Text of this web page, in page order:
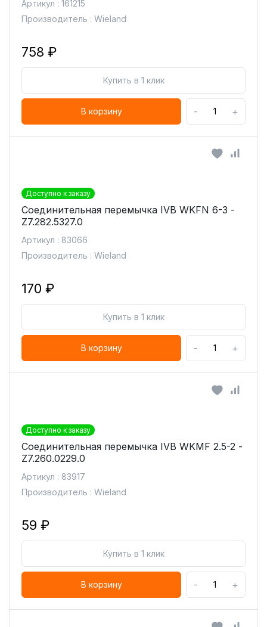
Артикул : 161215
Производитель : Wieland
758 ₽
Купить в 1 клик
В корзину - +
Доступно к заказу
Соединительная перемычка IVB WKFN 6-3 -
Z7.282.5327.0
Артикул : 83066
Производитель : Wieland
170 ₽
Купить в 1 клик
В корзину - +
Доступно к заказу
Соединительная перемычка IVB WKMF 2.5-2 -
Z7.260.0229.0
Артикул : 83917
Производитель : Wieland
59 ₽
Купить в 1 клик
В корзину - +